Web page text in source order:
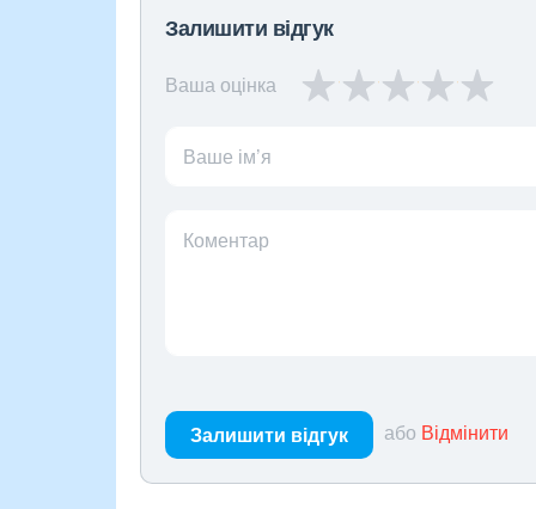
Залишити відгук
Ваша оцінка
Ваше ім’я
Коментар
Залишити відгук або Відмінити